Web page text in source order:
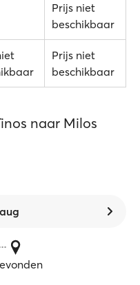
Prijs niet
beschikbaar
Prijs niet
beschikbaar
naar Milos